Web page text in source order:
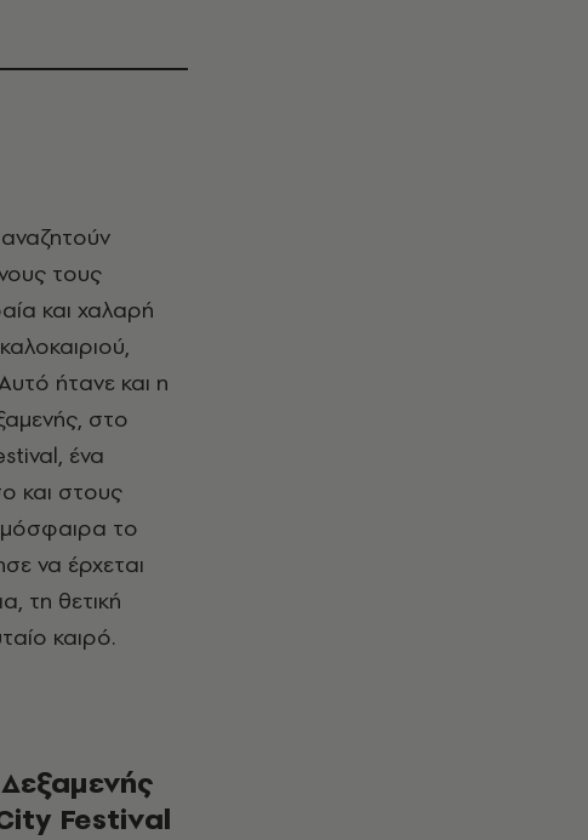
τους
και χαλαρή
ήτανε και η
στο
ένα
και στους
το
να έρχεται
τη θετική
καιρό.
Festival